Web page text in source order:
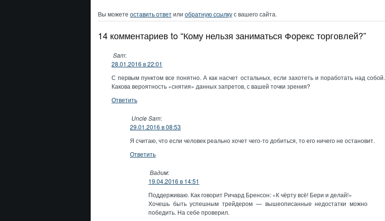
Вы можете оставить ответили обратную ссылкус вашего сайта.
14 комментариев to “Кому нельзя заниматься Форекс торговлей?”
Sam:
28.01.2016 в 22:01
С первым пунктом все понятно. А как насчет остальных, если захотеть и поработать над собой.
Какова вероятность «снятия» данных запретов, с вашей точки зрения?
Ответить
Uncle Sam:
29.01.2016 в 08:53
Я считаю, что если человек реально хочет чего-то добиться, то его ничего не остановит.
Ответить
Вадим:
19.04.2016 в 14:51
Поддерживаю. Как говорит Ричард Бренсон: «К чёрту всё! Бери и делай!»
Хочешь быть успешным трейдером — вышеописанные недостатки можно
победить. На себе проверил.